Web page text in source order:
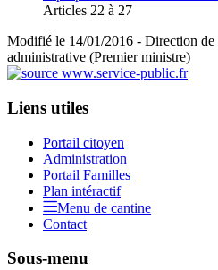
Articles 22 à 27
Modifié le 14/01/2016 - Direction
administrative (Premier ministre)
Liens utiles
Portail citoyen
Administration
Portail Familles
Plan intéractif
Menu de cantine
Contact
Sous-menu